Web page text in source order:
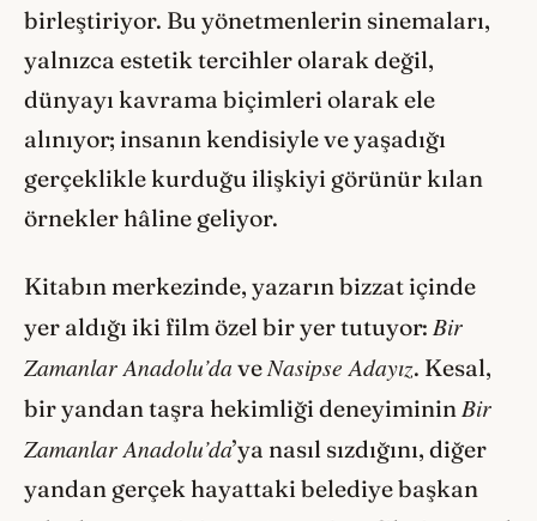
birleştiriyor. Bu yönetmenlerin sinemaları,
yalnızca estetik tercihler olarak değil,
dünyayı kavrama biçimleri olarak ele
alınıyor; insanın kendisiyle ve yaşadığı
gerçeklikle kurduğu ilişkiyi görünür kılan
örnekler hâline geliyor.
Kitabın merkezinde, yazarın bizzat içinde
yer aldığı iki film özel bir yer tutuyor: Bir
Zamanlar Anadolu’da veNasipse Adayız. Kesal,
bir yandan taşra hekimliği deneyiminin Bir
Zamanlar Anadolu’da’ya nasıl sızdığını, diğer
yandan gerçek hayattaki belediye başkan